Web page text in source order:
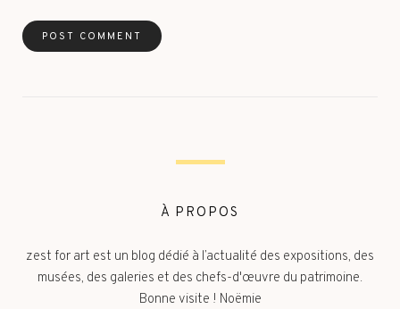
À PROPOS
zest for art est un blog dédié à l’actualité des expositions, des
musées, des galeries et des chefs-d'œuvre du patrimoine.
Bonne visite ! Noëmie